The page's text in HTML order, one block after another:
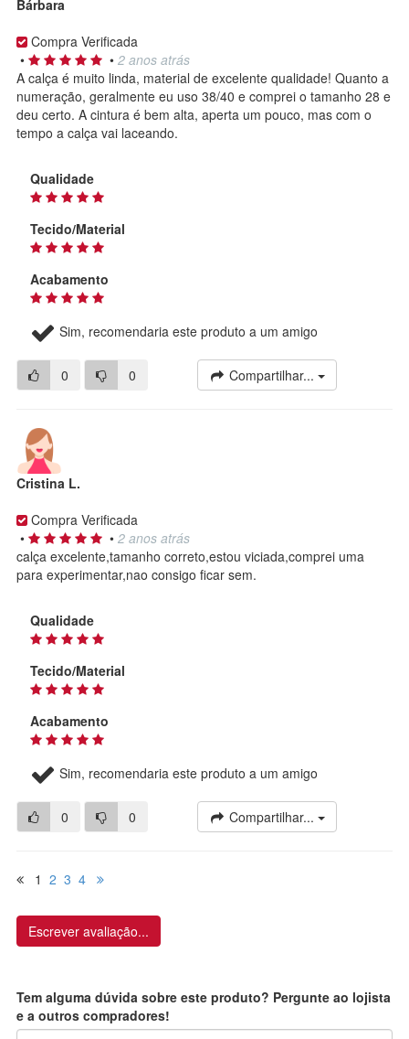
Bárbara
Compra Verificada
•
• 2 anos atrás
A calça é muito linda, material de excelente qualidade! Quanto a
numeração, geralmente eu uso 38/40 e comprei o tamanho 28 e
deu certo. A cintura é bem alta, aperta um pouco, mas com o
tempo a calça vai laceando.
Qualidade
Tecido/Material
Acabamento
Sim, recomendaria este produto a um amigo
0 0 Compartilhar...
Cristina L.
Compra Verificada
•
• 2 anos atrás
calça excelente,tamanho correto,estou viciada,comprei uma
para experimentar,nao consigo ficar sem.
Qualidade
Tecido/Material
Acabamento
Sim, recomendaria este produto a um amigo
0 0 Compartilhar...
1 2 3 4
Escrever avaliação...
Tem alguma dúvida sobre este produto? Pergunte ao lojista
e a outros compradores!